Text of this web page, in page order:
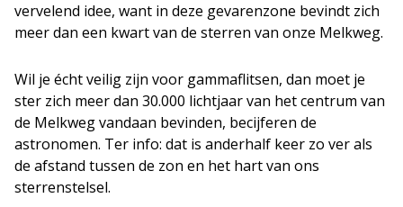
vervelend idee, want in deze gevarenzone bevindt zich
meer dan een kwart van de sterren van onze Melkweg.
Wil je écht veilig zijn voor gammaflitsen, dan moet je
ster zich meer dan 30.000 lichtjaar van het centrum van
de Melkweg vandaan bevinden, becijferen de
astronomen. Ter info: dat is anderhalf keer zo ver als
de afstand tussen de zon en het hart van ons
sterrenstelsel.